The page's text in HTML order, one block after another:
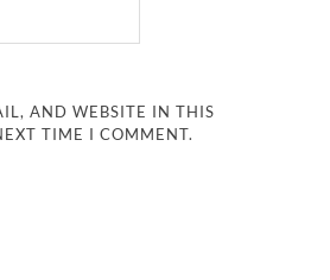
AND WEBSITE IN THIS
TIME I COMMENT.